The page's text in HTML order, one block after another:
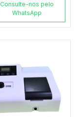
Consulte-nos pelo
WhatsApp